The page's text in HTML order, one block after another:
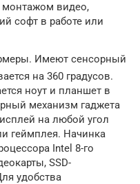
монтажом видео,
софт в работе или
Имеют сенсорный
на 360 градусов.
ноут и планшет в
механизм гаджета
на любой угол
геймплея. Начинка
Intel 8-го
SSD-
удобства